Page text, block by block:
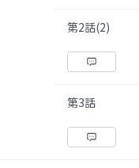
第2話(2)
第3話